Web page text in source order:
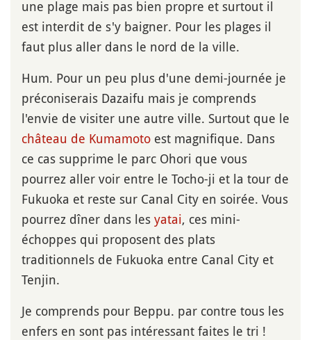
une plage mais pas bien propre et surtout il
est interdit de s'y baigner. Pour les plages il
faut plus aller dans le nord de la ville.
Hum. Pour un peu plus d'une demi-journée je
préconiserais Dazaifu mais je comprends
l'envie de visiter une autre ville. Surtout que le
château de Kumamoto est magnifique. Dans
ce cas supprime le parc Ohori que vous
pourrez aller voir entre le Tocho-ji et la tour de
Fukuoka et reste sur Canal City en soirée. Vous
pourrez dîner dans les yatai, ces mini-
échoppes qui proposent des plats
traditionnels de Fukuoka entre Canal City et
Tenjin.
Je comprends pour Beppu. par contre tous les
enfers en sont pas intéressant faites le tri !